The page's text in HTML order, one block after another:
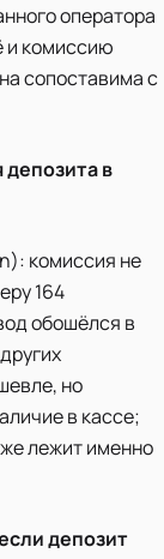
оператора
и комиссию
сопоставима с
депозита в
комиссия не
164
обошёлся в
но
в кассе;
лежит именно
депозит